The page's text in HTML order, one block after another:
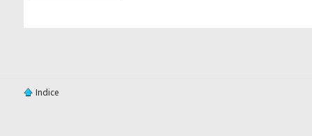
Indice